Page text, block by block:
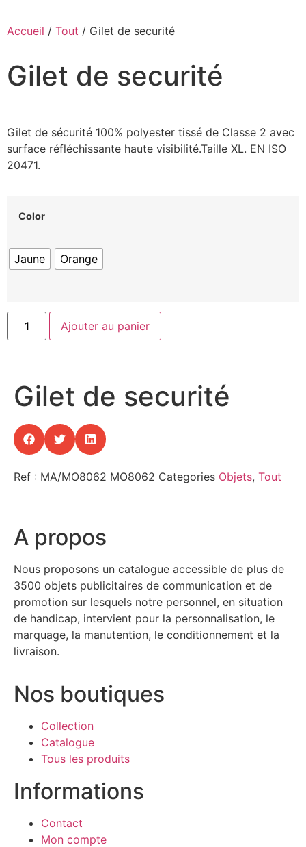
Accueil / Tout / Gilet de securité
Gilet de securité
Gilet de sécurité 100% polyester tissé de Classe 2 avec
surface réfléchissante haute visibilité.Taille XL. EN ISO
20471.
Color
Jaune Orange
Ajouter au panier
Gilet de securité
Ref : MA/MO8062 MO8062 Categories Objets, Tout
A propos
Nous proposons un catalogue accessible de plus de
3500 objets publicitaires de communication et de
promotion sur lesquels notre personnel, en situation
de handicap, intervient pour la personnalisation, le
marquage, la manutention, le conditionnement et la
livraison.
Nos boutiques
Collection
Catalogue
Tous les produits
Informations
Contact
Mon compte